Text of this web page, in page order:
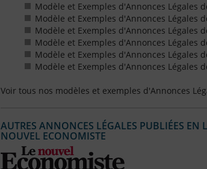
Modèle et Exemples d'Annonces Légales
Modèle et Exemples d'Annonces Légales
Modèle et Exemples d'Annonces Légales
Modèle et Exemples d'Annonces Légales
Modèle et Exemples d'Annonces Légales
Modèle et Exemples d'Annonces Légales
Voir tous nos modèles et exemples d'Annonces
AUTRES ANNONCES LÉGALES PUBLIÉES
NOUVEL ECONOMISTE